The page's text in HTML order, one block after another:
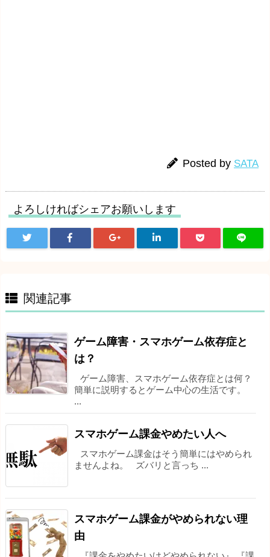
Posted by SATA
よろしければシェアお願いします
関連記事
ゲーム障害・スマホゲーム依存症と
は？
ゲーム障害、スマホゲーム依存症とは何？
簡単に説明するとゲーム中心の生活です。
...
スマホゲーム課金やめたい人へ
スマホゲーム課金はそう簡単にはやめられ
ませんよね。 ズバリと言っち ...
スマホゲーム課金がやめられない理
由